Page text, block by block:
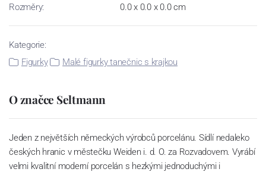
Rozměry:
0.0 x 0.0 x 0.0 cm
Kategorie:
Figurky
Malé figurky tanečnic s krajkou
O značce Seltmann
Jeden z největších německých výrobců porcelánu. Sídlí nedaleko
českých hranic v městečku Weiden i. d. O. za Rozvadovem. Vyrábí
velmi kvalitní moderní porcelán s hezkými jednoduchými i